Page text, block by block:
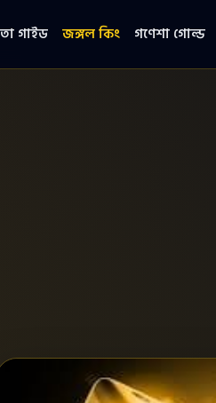
গাইড জঙ্গল কিং গণেশা গোল্ড